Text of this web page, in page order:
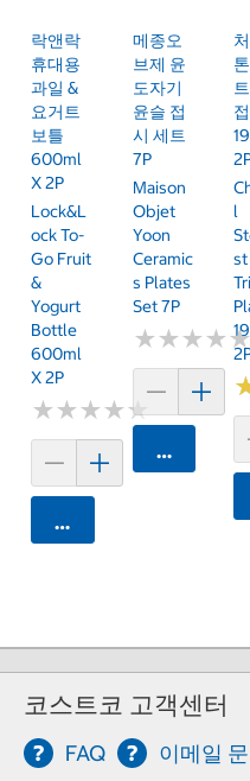
락앤락
휴대용
과일 &
요거트
보틀
600ml
X 2P
Lock&L
Ock To-
Go Fruit
&
Yogurt
Bottle
600ml
X 2P
★★★★★
★★★★★
카트에 담기
메종오
브제 윤
도자기
윤슬 접
시 세트
7P
Maison
Objet
Yoon
Ceramic
S Plates
Set 7P
★★★★
★★★★
카트에 담기
L
St
코스트코 고객센터
FAQ 이메일